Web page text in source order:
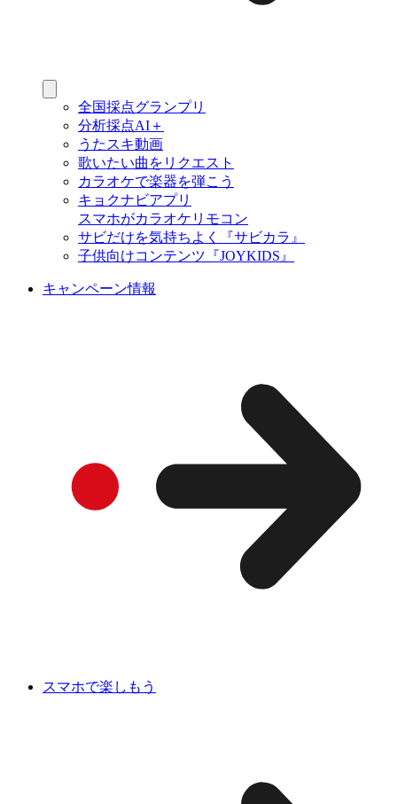
全国採点グランプリ
分析採点AI＋
うたスキ動画
歌いたい曲をリクエスト
カラオケで楽器を弾こう
キョクナビアプリ
スマホがカラオケリモコン
サビだけを気持ちよく『サビカラ』
子供向けコンテンツ『JOYKIDS』
キャンペーン情報
スマホで楽しもう